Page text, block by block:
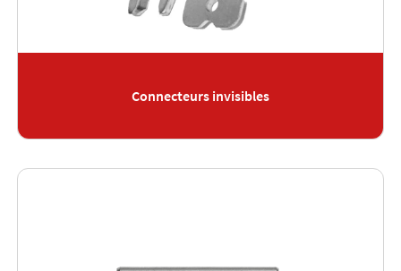
Connecteurs invisibles